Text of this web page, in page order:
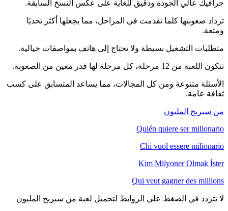
جرافيك عالي الجودة ودقيق للغاية على عكس النسخ السابقة.
تزداد صعوبتها كلما تقدمت في المراحل، مما يجعلها أكثر تحديًا
ومتعة.
متطلبات التشغيل بسيطة ولا تحتاج إلى هاتف بمواصفات خيالية.
تتكون اللعبة من 12 مرحلة، كل مرحلة لها قدر معين من الصعوبة.
الأسئلة متنوعة ومن كل المجالات، مما يساعد المتسابق على كسب
ثقافة عامة.
من سيربح المليون
Quién quiere ser millonario
Chi vuol essere milionario
Kim Milyoner Olmak İster
Qui veut gagner des millions
لا تتردد في الضغط علي الروابط لتحميل لعبة من سيربح المليون